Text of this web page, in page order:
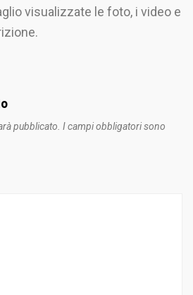
visualizzate le foto, i video e
pubblicato. I campi obbligatori sono